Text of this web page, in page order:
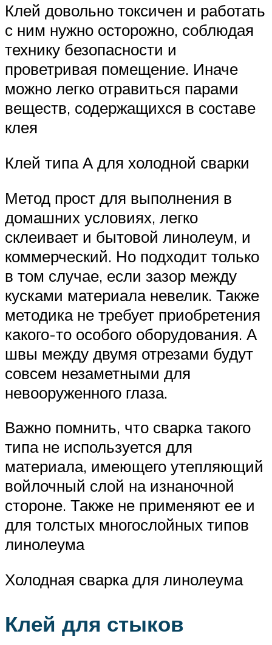
Клей довольно токсичен и работать
с ним нужно осторожно, соблюдая
технику безопасности и
проветривая помещение. Иначе
можно легко отравиться парами
веществ, содержащихся в составе
клея
Клей типа А для холодной сварки
Метод прост для выполнения в
домашних условиях, легко
склеивает и бытовой линолеум, и
коммерческий. Но подходит только
в том случае, если зазор между
кусками материала невелик. Также
методика не требует приобретения
какого-то особого оборудования. А
швы между двумя отрезами будут
совсем незаметными для
невооруженного глаза.
Важно помнить, что сварка такого
типа не используется для
материала, имеющего утепляющий
войлочный слой на изнаночной
стороне. Также не применяют ее и
для толстых многослойных типов
линолеума
Холодная сварка для линолеума
Клей для стыков